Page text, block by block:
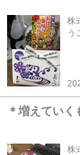
株
う
＊増えてい
株